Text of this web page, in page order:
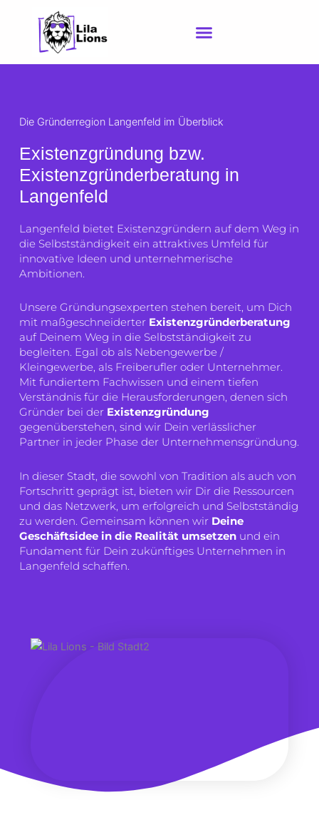
springen
Die Gründerregion Langenfeld im Überblick
Existenzgründung bzw.
Existenzgründerberatung in
Langenfeld
Langenfeld bietet Existenzgründern auf dem Weg in
die Selbstständigkeit ein attraktives Umfeld für
innovative Ideen und unternehmerische
Ambitionen.
Unsere Gründungsexperten stehen bereit, um Dich
mit maßgeschneiderter Existenzgründerberatung
auf Deinem Weg in die Selbstständigkeit zu
begleiten. Egal ob als Nebengewerbe /
Kleingewerbe, als Freiberufler oder Unternehmer.
Mit fundiertem Fachwissen und einem tiefen
Verständnis für die Herausforderungen, denen sich
Gründer bei der Existenzgründung
gegenüberstehen, sind wir Dein verlässlicher
Partner in jeder Phase der Unternehmensgründung.
In dieser Stadt, die sowohl von Tradition als auch von
Fortschritt geprägt ist, bieten wir Dir die Ressourcen
und das Netzwerk, um erfolgreich und Selbstständig
zu werden. Gemeinsam können wir Deine
Geschäftsidee in die Realität umsetzen und ein
Fundament für Dein zukünftiges Unternehmen in
Langenfeld schaffen.